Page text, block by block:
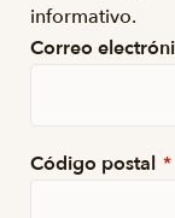
informativo.
Correo
Código postal *